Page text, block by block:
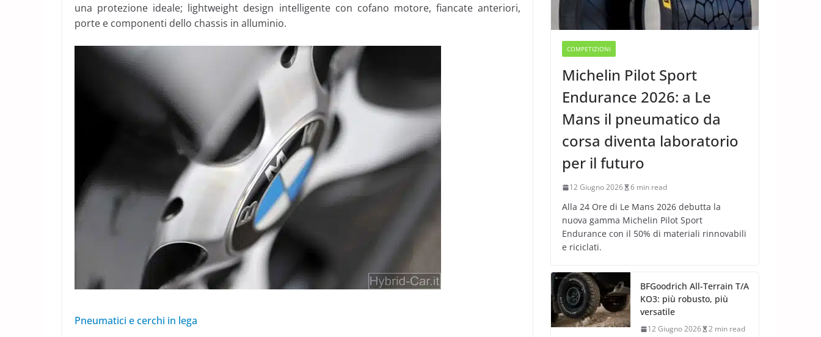
una protezione ideale; lightweight design intelligente con cofano motore, fiancate anteriori,
porte e componenti dello chassis in alluminio.
Pneumatici e cerchi in lega
COMPETIZIONI
Michelin Pilot Sport
Endurance 2026: a Le
Mans il pneumatico da
corsa diventa laboratorio
per il futuro
12 Giugno 2026 6 min read
Alla 24 Ore di Le Mans 2026 debutta la
nuova gamma Michelin Pilot Sport
Endurance con il 50% di materiali rinnovabili
e riciclati.
BFGoodrich All-Terrain T/A
KO3: più robusto, più
versatile
12 Giugno 2026 2 min read